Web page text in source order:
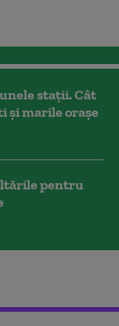
stații. Cât
și marile orașe
pentru